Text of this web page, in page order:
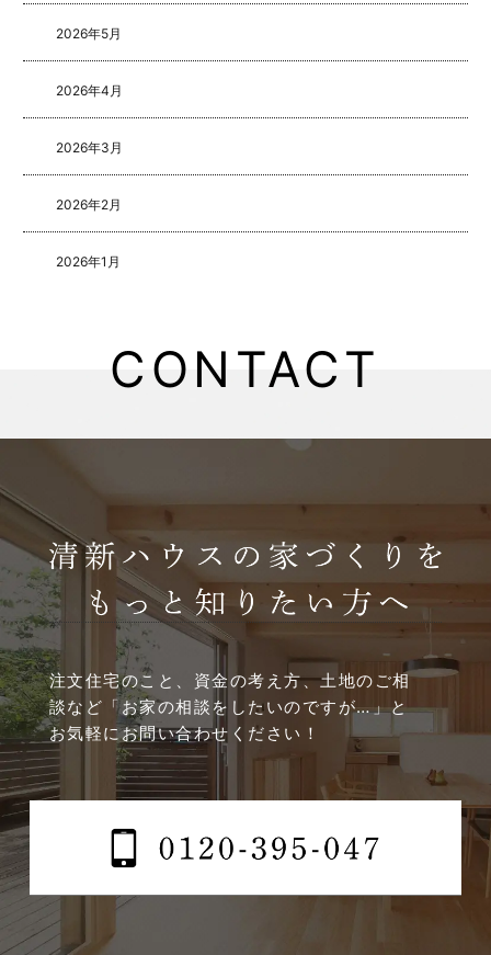
2026年5月
2026年4月
2026年3月
2026年2月
2026年1月
2025年5月
2025年2月
2025年1月
2024年12月
2024年11月
2024年10月
2024年9月
2024年7月
CONTACT
注文住宅のこと、資金の考え方、土地のご相
談など 「お家の相談をしたいのですが…」と
お気軽にお問い合わせください！